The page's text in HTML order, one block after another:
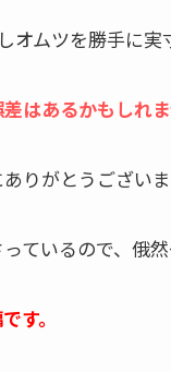
オムツを勝手に実
差はあるかもしれ
りがとうございま
ているので、俄然
す。